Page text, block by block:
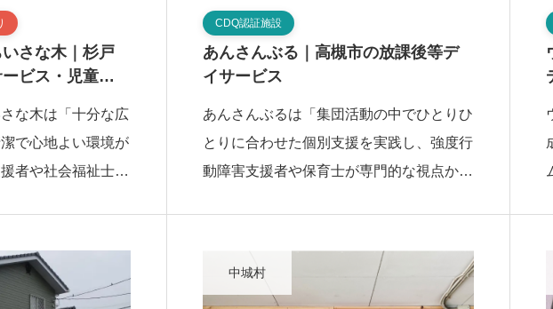
さな木｜杉戸
ビス・児童発
な木は「十分な広
で心地よい環境が
者や社会福祉士、
CDQ認証施設
あんさんぶる｜高槻市の放課後等デ
イサービス
あんさんぶるは「集団活動の中でひとりひ
とりに合わせた個別支援を実践し、強度行
動障害支援者や保育士が専門的な視点から
この施設は「 […]
中城村